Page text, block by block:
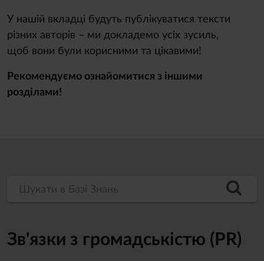
У нашій вкладці будуть публікуватися тексти
різних авторів – ми докладемо усіх зусиль,
щоб вони були корисними та цікавими!
Рекомендуємо ознайомитися з іншими
розділами!
Шукати в Базі Знань
Зв'язки з громадськістю (PR)